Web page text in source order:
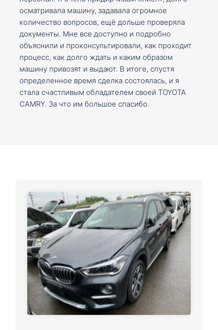
осматривала машину, задавала огромное
количество вопросов, ещё дольше проверяла
документы. Мне все доступно и подробно
объяснили и проконсультировали, как проходит
процесс, как долго ждать и каким образом
машину привозят и выдают. В итоге, спустя
определенное время сделка состоялась, и я
стала счастливым обладателем своей TOYOTA
CAMRY. За что им большое спасибо.